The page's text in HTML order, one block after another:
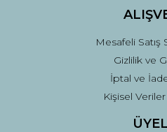
Mesafeli
Gizlilik ve
İptal ve
Kişisel